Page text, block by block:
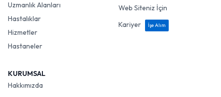
Uzmanlık Alanları
Hastalıklar
Hizmetler
Hastaneler
Web Siteniz İçin
Kariyer
İşe Alım
KURUMSAL
Hakkımızda